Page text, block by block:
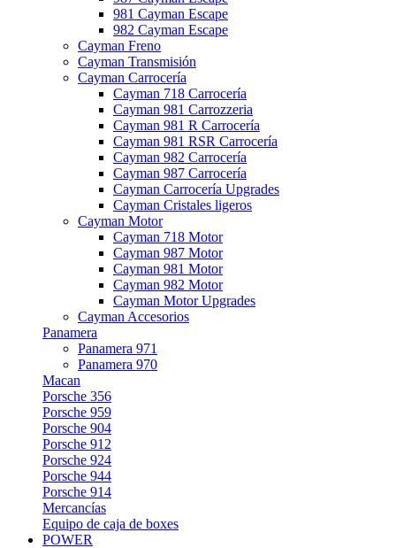
981 Cayman Escape
982 Cayman Escape
Cayman Freno
Cayman Transmisión
Cayman Carrocería
Cayman 718 Carrocería
Cayman 981 Carrozzeria
Cayman 981 R Carrocería
Cayman 981 RSR Carrocería
Cayman 982 Carrocería
Cayman 987 Carrocería
Cayman Carrocería Upgrades
Cayman Cristales ligeros
Cayman Motor
Cayman 718 Motor
Cayman 987 Motor
Cayman 981 Motor
Cayman 982 Motor
Cayman Motor Upgrades
Cayman Accesorios
Panamera
Panamera 971
Panamera 970
Macan
Porsche 356
Porsche 959
Porsche 904
Porsche 912
Porsche 924
Porsche 944
Porsche 914
Mercancías
Equipo de caja de boxes
POWER